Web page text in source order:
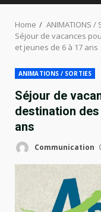
Home
ANIMATIONS /
Séjour de vacances
et jeunes de 6 à 17 ans
ANIMATIONS / SORTIES
Séjour de
destination
ans
Communication